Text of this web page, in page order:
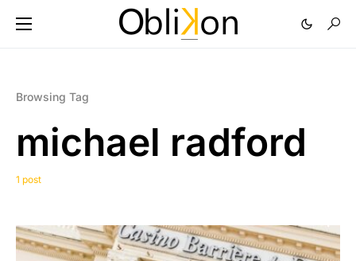
Browsing Tag
michael radford
1 post